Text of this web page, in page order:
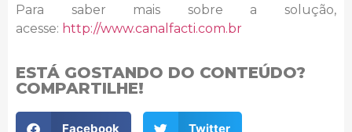
Para saber mais sobre a solução,
acesse: http://www.canalfacti.com.br
ESTÁ GOSTANDO DO CONTEÚDO?
COMPARTILHE!
Facebook Twitter